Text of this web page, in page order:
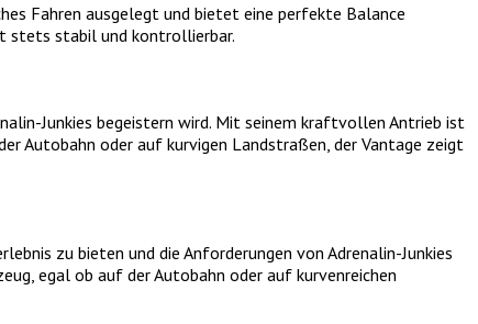
Fahren ausgelegt und bietet eine perfekte Balance
stets stabil und kontrollierbar.
Junkies begeistern wird. Mit seinem kraftvollen Antrieb ist
Autobahn oder auf kurvigen Landstraßen, der Vantage zeigt
zu bieten und die Anforderungen von Adrenalin-Junkies
egal ob auf der Autobahn oder auf kurvenreichen